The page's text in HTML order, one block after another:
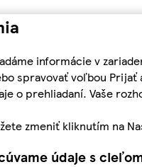
informácie v
spravovať voľbou
o prehliadaní. Vaše
zmeniť kliknutím na
údaje s